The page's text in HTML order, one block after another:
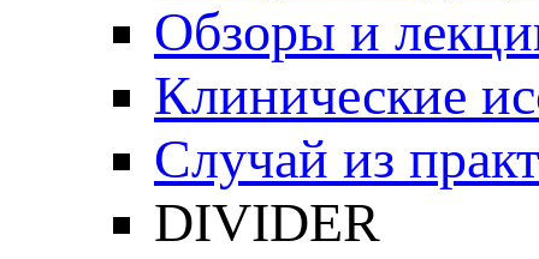
Обзоры и
Клинические
Случай из
DIVIDER